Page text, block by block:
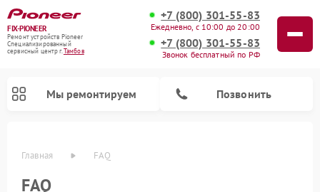
FIX-PIONEER
Ремонт устройств Pioneer
Специализированный
cервисный центр г.Тамбов
+7 (800) 301-55-83
Ежедневно, с 10:00 до 20:00
+7 (800) 301-55-83
Звонок бесплатный по РФ
Мы ремонтируем Позвонить
Главная FAQ
FAQ